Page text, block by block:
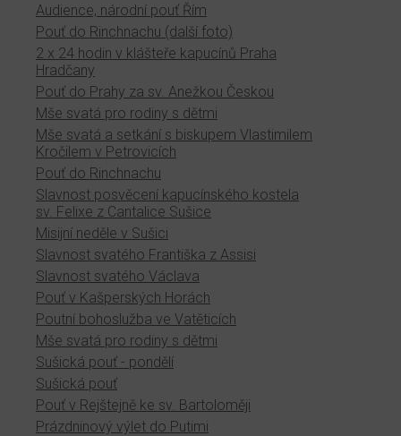
Audience, národní pouť Řím
Pouť do Rinchnachu (další foto)
2 x 24 hodin v klášteře kapucínů Praha
Hradčany
Pouť do Prahy za sv. Anežkou Českou
Mše svatá pro rodiny s dětmi
Mše svatá a setkání s biskupem Vlastimilem
Kročilem v Petrovicích
Pouť do Rinchnachu
Slavnost posvěcení kapucínského kostela
sv. Felixe z Cantalice Sušice
Misijní neděle v Sušici
Slavnost svatého Františka z Assisi
Slavnost svatého Václava
Pouť v Kašperských Horách
Poutní bohoslužba ve Vatěticích
Mše svatá pro rodiny s dětmi
Sušická pouť - pondělí
Sušická pouť
Pouť v Rejštejně ke sv. Bartoloměji
Prázdninový výlet do Putimi